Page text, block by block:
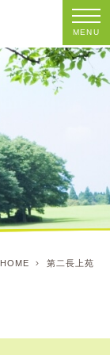
MENU
HOME 第二長上苑